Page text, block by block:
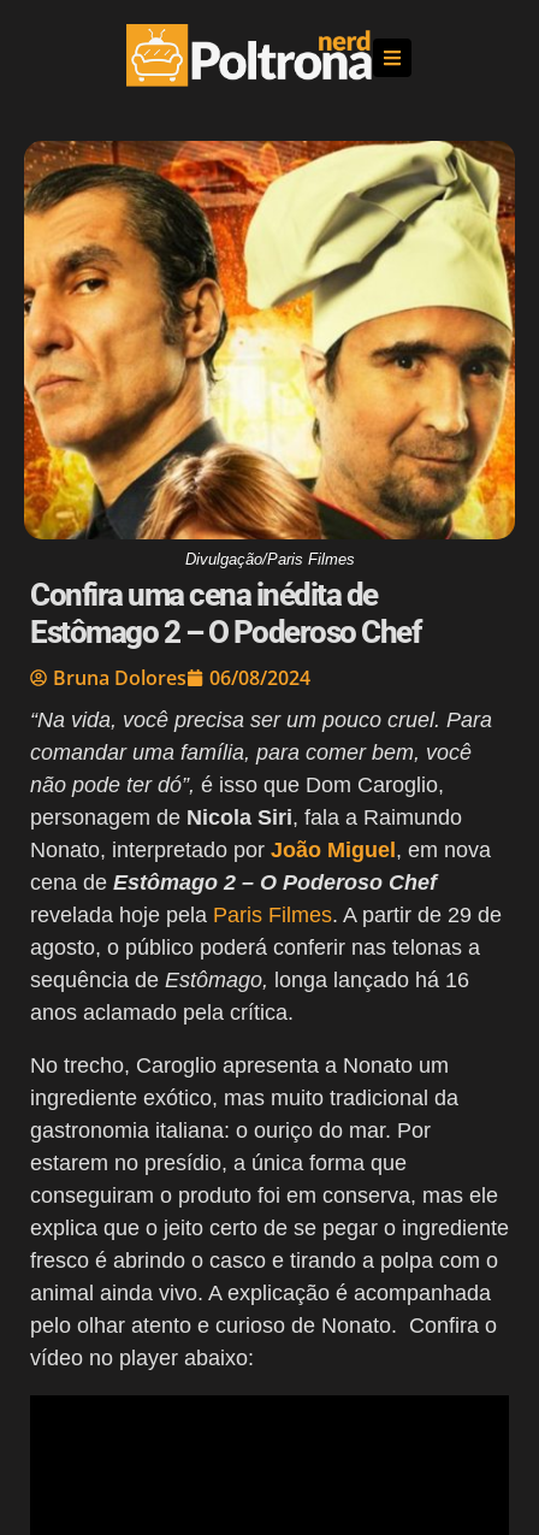
Divulgação/Paris Filmes
Confira uma cena inédita de
Estômago 2 – O Poderoso Chef
Bruna Dolores 06/08/2024
“Na vida, você precisa ser um pouco cruel. Para
comandar uma família, para comer bem, você
não pode ter dó”, é isso que Dom Caroglio,
personagem de Nicola Siri, fala a Raimundo
Nonato, interpretado por João Miguel, em nova
cena de Estômago 2 – O Poderoso Chef
revelada hoje pela Paris Filmes. A partir de 29 de
agosto, o público poderá conferir nas telonas a
sequência de Estômago, longa lançado há 16
anos aclamado pela crítica.
No trecho, Caroglio apresenta a Nonato um
ingrediente exótico, mas muito tradicional da
gastronomia italiana: o ouriço do mar. Por
estarem no presídio, a única forma que
conseguiram o produto foi em conserva, mas ele
explica que o jeito certo de se pegar o ingrediente
fresco é abrindo o casco e tirando a polpa com o
animal ainda vivo. A explicação é acompanhada
pelo olhar atento e curioso de Nonato. Confira o
vídeo no player abaixo: